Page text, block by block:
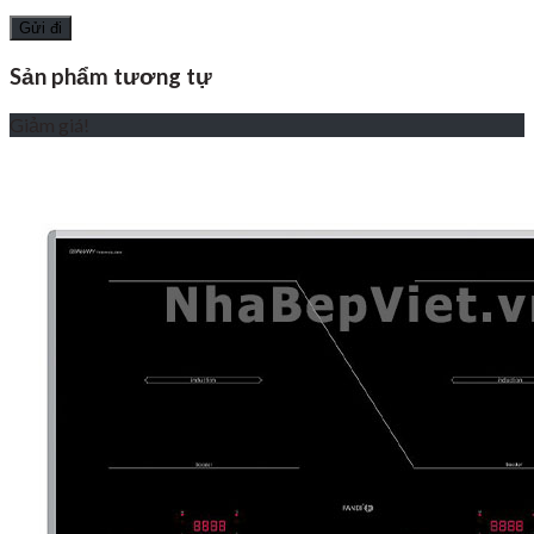
Sản phẩm tương tự